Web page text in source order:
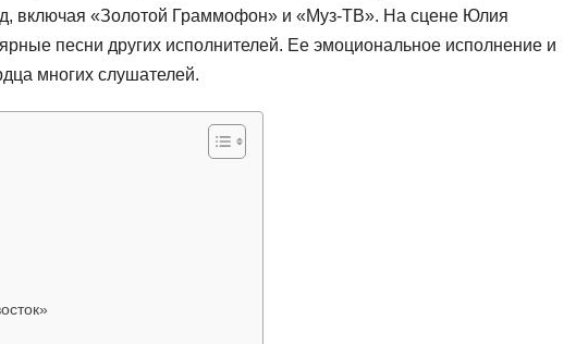
включая «Золотой Граммофон» и «Муз-ТВ». На сцене Юлия
песни других исполнителей. Ее эмоциональное исполнение и
многих слушателей.